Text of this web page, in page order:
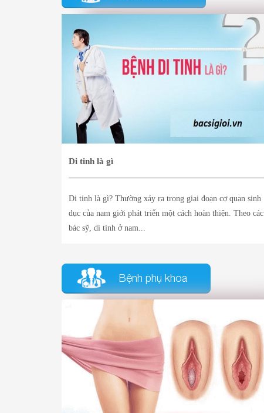
Di tinh là gì
Di tinh là gì? Thường xảy ra trong giai đoạn cơ quan sinh
dục của nam giới phát triển một cách hoàn thiện. Theo các
bác sỹ, di tinh ở nam...
Bệnh phụ khoa